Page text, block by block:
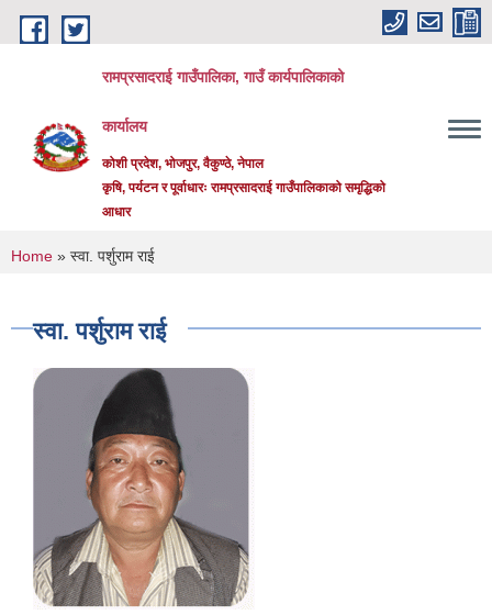
Skip to main content
रामप्रसादराई गाउँपालिका, गाउँ कार्यपालिकाको
कार्यालय
कोशी प्रदेश, भोजपुर, वैकुण्ठे, नेपाल
कृषि, पर्यटन र पूर्वाधारः रामप्रसादराई गाउँपालिकाको समृद्धिको
आधार
You are here
Home » स्वा. पर्शुराम राई
स्वा. पर्शुराम राई